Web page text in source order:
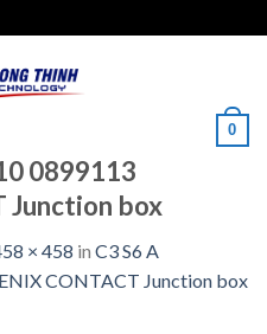
0
0899113
Junction box
× 458 in C3 S6 A
CONTACT Junction box